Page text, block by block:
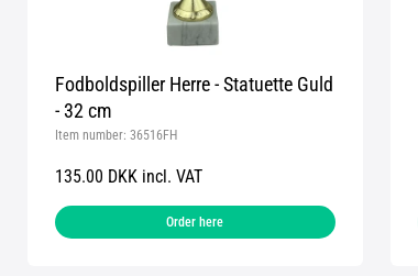
Fodboldspiller Herre - Statuette Guld
- 32 cm
Item number: 36516FH
135.00 DKK incl. VAT
Order here